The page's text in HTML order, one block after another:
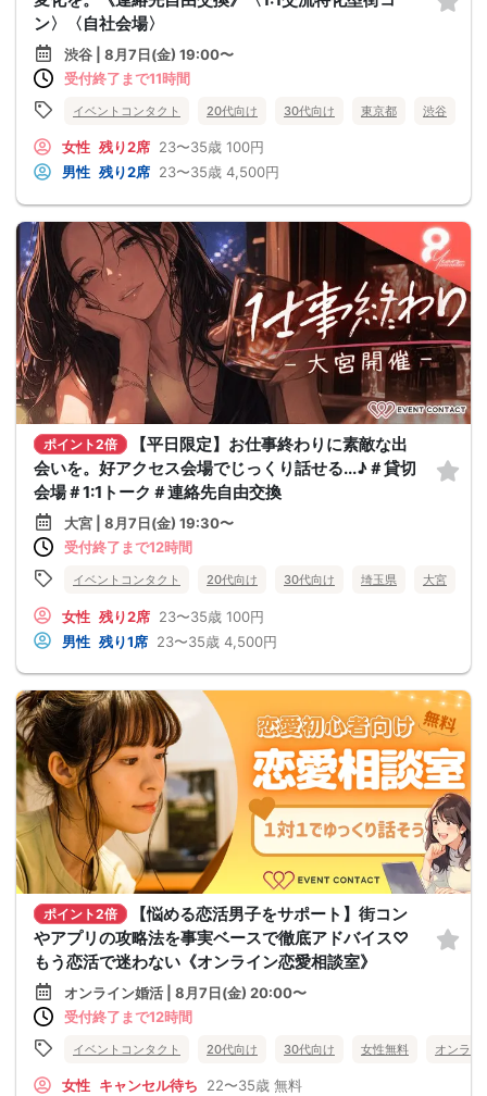
ン〉〈自社会場〉
渋谷 | 8月7日(金) 19:00〜
受付終了まで11時間
イベントコンタクト 20代向け 30代向け 東京都 渋谷
女性 残り2席 23〜35歳 100円
男性 残り2席 23〜35歳 4,500円
ポイント2倍
【平日限定】お仕事終わりに素敵な出
会いを。好アクセス会場でじっくり話せる...♪＃貸切
会場＃1:1トーク＃連絡先自由交換
大宮 | 8月7日(金) 19:30〜
受付終了まで12時間
イベントコンタクト 20代向け 30代向け 埼玉県 大宮
女性 残り2席 23〜35歳 100円
男性 残り1席 23〜35歳 4,500円
ポイント2倍
【悩める恋活男子をサポート】街コン
やアプリの攻略法を事実ベースで徹底アドバイス♡
もう恋活で迷わない《オンライン恋愛相談室》
オンライン婚活 | 8月7日(金) 20:00〜
受付終了まで12時間
イベントコンタクト 20代向け 30代向け 女性無料 オンライ
女性 キャンセル待ち 22〜35歳 無料